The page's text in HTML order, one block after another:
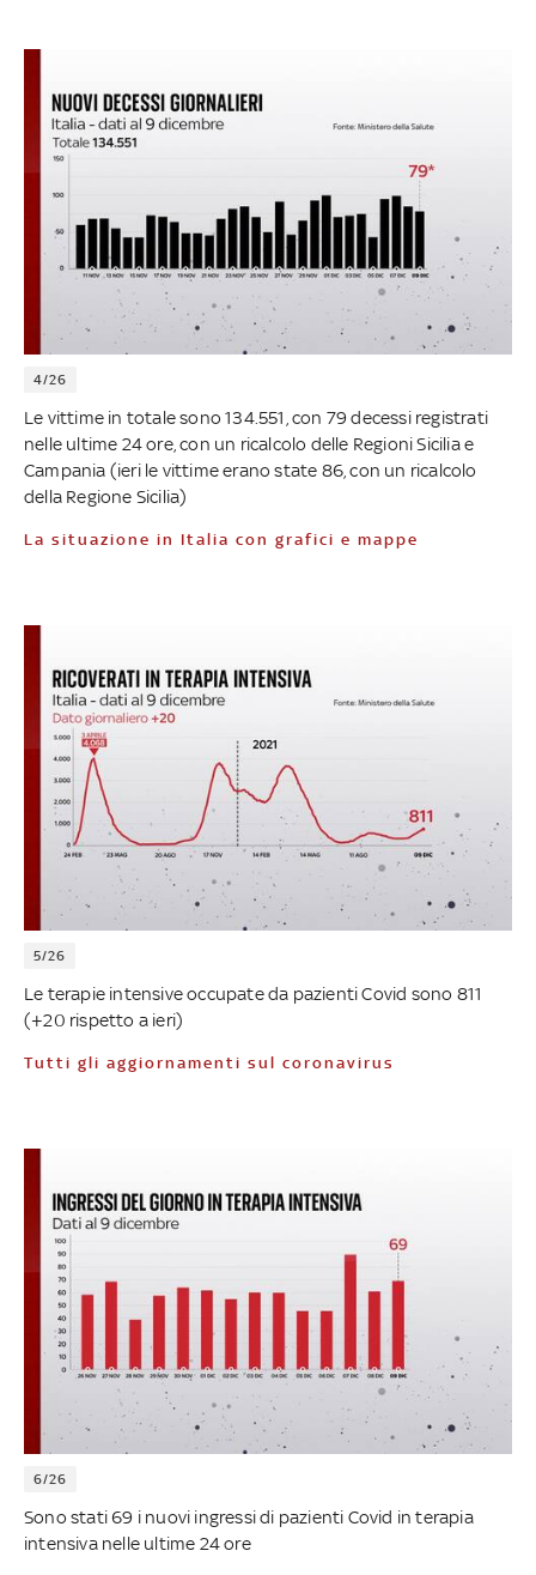
4/26
Le vittime in totale sono 134.551, con 79 decessi registrati
nelle ultime 24 ore, con un ricalcolo delle Regioni Sicilia e
Campania (ieri le vittime erano state 86, con un ricalcolo
della Regione Sicilia)
La situazione in Italia con grafici e mappe
5/26
Le terapie intensive occupate da pazienti Covid sono 811
(+20 rispetto a ieri)
Tutti gli aggiornamenti sul coronavirus
6/26
Sono stati 69 i nuovi ingressi di pazienti Covid in terapia
intensiva nelle ultime 24 ore